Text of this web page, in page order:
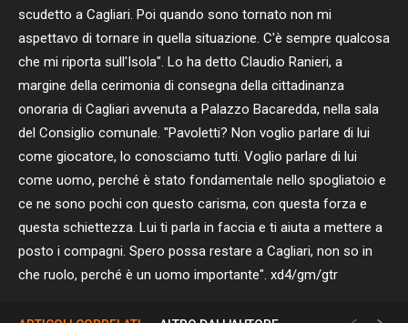
scudetto a Cagliari. Poi quando sono tornato non mi
aspettavo di tornare in quella situazione. C'è sempre qualcosa
che mi riporta sull'Isola". Lo ha detto Claudio Ranieri, a
margine della cerimonia di consegna della cittadinanza
onoraria di Cagliari avvenuta a Palazzo Bacaredda, nella sala
del Consiglio comunale. "Pavoletti? Non voglio parlare di lui
come giocatore, lo conosciamo tutti. Voglio parlare di lui
come uomo, perché è stato fondamentale nello spogliatoio e
ce ne sono pochi con questo carisma, con questa forza e
questa schiettezza. Lui ti parla in faccia e ti aiuta a mettere a
posto i compagni. Spero possa restare a Cagliari, non so in
che ruolo, perché è un uomo importante". xd4/gm/gtr